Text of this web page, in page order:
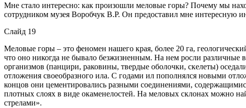
Мне стало интересно: как произошли меловые горы? Почему мы
сотрудником музея Воробчук В.Р. Он предоставил мне интересную
Слайд 19
Меловые горы – это феномен нашего края, более 20 га,
что оно никогда не бывало безжизненным. На нем росли
организмов (панцири, раковины, твердые оболочки, скелеты)
отложения своеобразного ила. С годами ил пополнялся новыми
концов они цементировались разными соединениями,
плотных слоях в виде окаменелостей. На меловых склонах можно
стрелами».